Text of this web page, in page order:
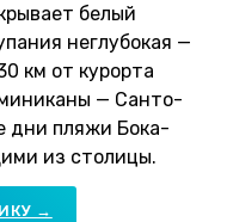
белый
неглубокая —
км от курорта
— Санто-
дни пляжи Бока-
из столицы.
→